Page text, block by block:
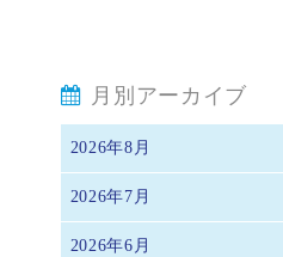
月別アーカイブ
2026年8月
2026年7月
2026年6月